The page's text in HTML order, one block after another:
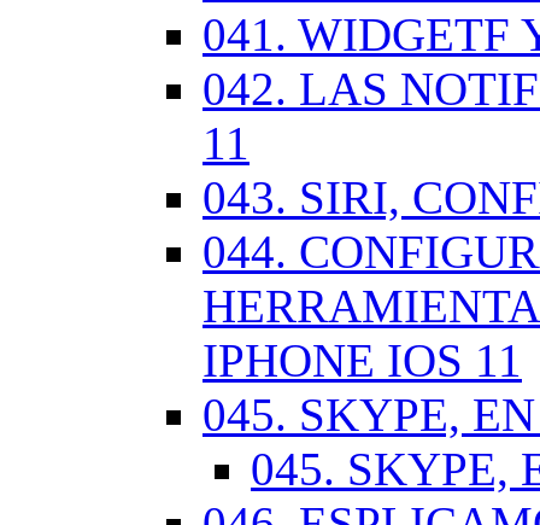
041. WIDGETF
042. LAS
11
043. SIRI,
044.
IPHONE IOS 11
045. SKYPE,
045. SKYPE,